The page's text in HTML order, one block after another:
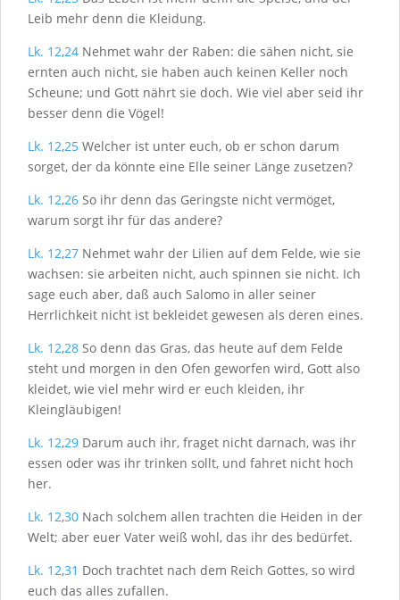
Leib mehr denn die Kleidung.
Lk. 12,24 Nehmet wahr der Raben: die sähen nicht, sie
ernten auch nicht, sie haben auch keinen Keller noch
Scheune; und Gott nährt sie doch. Wie viel aber seid ihr
besser denn die Vögel!
Lk. 12,25 Welcher ist unter euch, ob er schon darum
sorget, der da könnte eine Elle seiner Länge zusetzen?
Lk. 12,26 So ihr denn das Geringste nicht vermöget,
warum sorgt ihr für das andere?
Lk. 12,27 Nehmet wahr der Lilien auf dem Felde, wie sie
wachsen: sie arbeiten nicht, auch spinnen sie nicht. Ich
sage euch aber, daß auch Salomo in aller seiner
Herrlichkeit nicht ist bekleidet gewesen als deren eines.
Lk. 12,28 So denn das Gras, das heute auf dem Felde
steht und morgen in den Ofen geworfen wird, Gott also
kleidet, wie viel mehr wird er euch kleiden, ihr
Kleingläubigen!
Lk. 12,29 Darum auch ihr, fraget nicht darnach, was ihr
essen oder was ihr trinken sollt, und fahret nicht hoch
her.
Lk. 12,30 Nach solchem allen trachten die Heiden in der
Welt; aber euer Vater weiß wohl, das ihr des bedürfet.
Lk. 12,31 Doch trachtet nach dem Reich Gottes, so wird
euch das alles zufallen.